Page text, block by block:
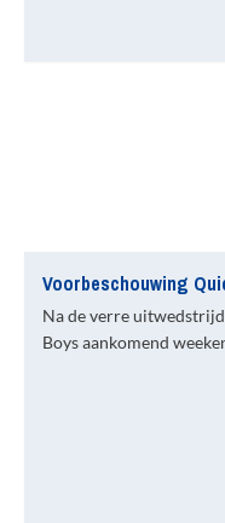
Voorbeschouwing
Na de verre
Boys aankomend